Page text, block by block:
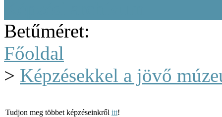
Betűméret:
Főoldal
> Képzésekkel a jövő
Tudjon meg többet képzéseinkről itt!